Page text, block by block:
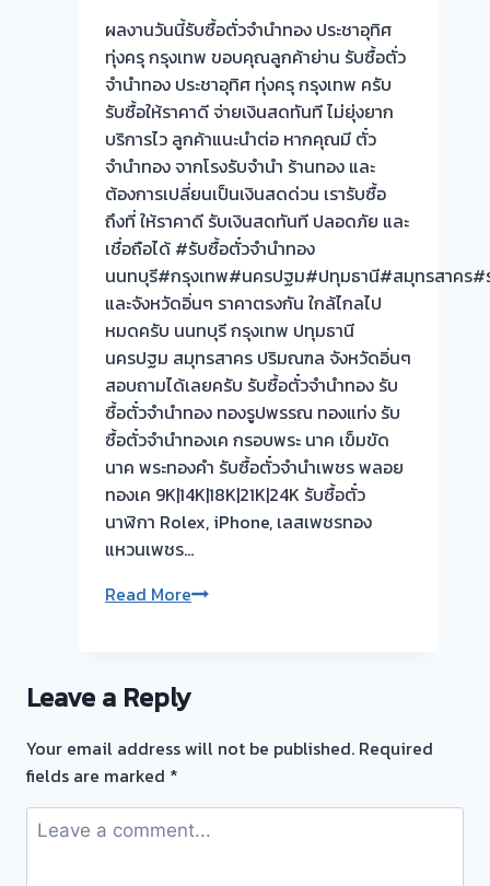
ทอง
ประเมิน
ตั๋ว
ฟรี
จ่าย
เงิน
ทันที
ไม่
ต้อง
รอ
จบ
หน้า
งาน
ผล
งาน
วัน
นี้
และ
ขอบคุณ
ตั่ว
ทอง
ทอง
ผลงานวันนี้รับซื้อตั่วจำนำทอง ประชาอุทิศ
ทุ่งครุ กรุงเทพ ขอบคุณลูกค้าย่าน รับซื้อตั่ว
จำนำทอง ประชาอุทิศ ทุ่งครุ กรุงเทพ ครับ
รับซื้อให้ราคาดี จ่ายเงินสดทันที ไม่ยุ่งยาก
บริการไว ลูกค้าแนะนำต่อ หากคุณมี ตั๋ว
จำนำทอง จากโรงรับจำนำ ร้านทอง และ
ต้องการเปลี่ยนเป็นเงินสดด่วน เรารับซื้อ
ถึงที่ ให้ราคาดี รับเงินสดทันที ปลอดภัย และ
เชื่อถือได้ #รับซื้อตั๋วจำนำทอง
นนทบุรี#กรุงเทพ#นครปฐม#ปทุมธานี#สมุทรสาคร#
และจังหวัดอิ่นๆ ราคาตรงกัน ใกล้ไกลไป
หมดครับ นนทบุรี กรุงเทพ ปทุมธานี
นครปฐม สมุทรสาคร ปริมณฑล จังหวัดอิ่นๆ
สอบถามได้เลยครับ รับซื้อตั๋วจำนำทอง รับ
ซื้อตั๋วจำนำทอง ทองรูปพรรณ ทองแท่ง รับ
ซื้อตั๋วจำนำทองเค กรอบพระ นาค เข็มขัด
นาค พระทองคำ รับซื้อตั๋วจำนำเพชร พลอย
ทองเค 9K|14K|18K|21K|24K รับซื้อตั๋ว
นาฬิกา Rolex, iPhone, เลสเพชรทอง
แหวนเพชร…
Read Moreรับ
ทอง
ไถ่ถอน
โรง
จำนำ-
Leave a Reply
Your email address will not be published. Required
fields are marked *